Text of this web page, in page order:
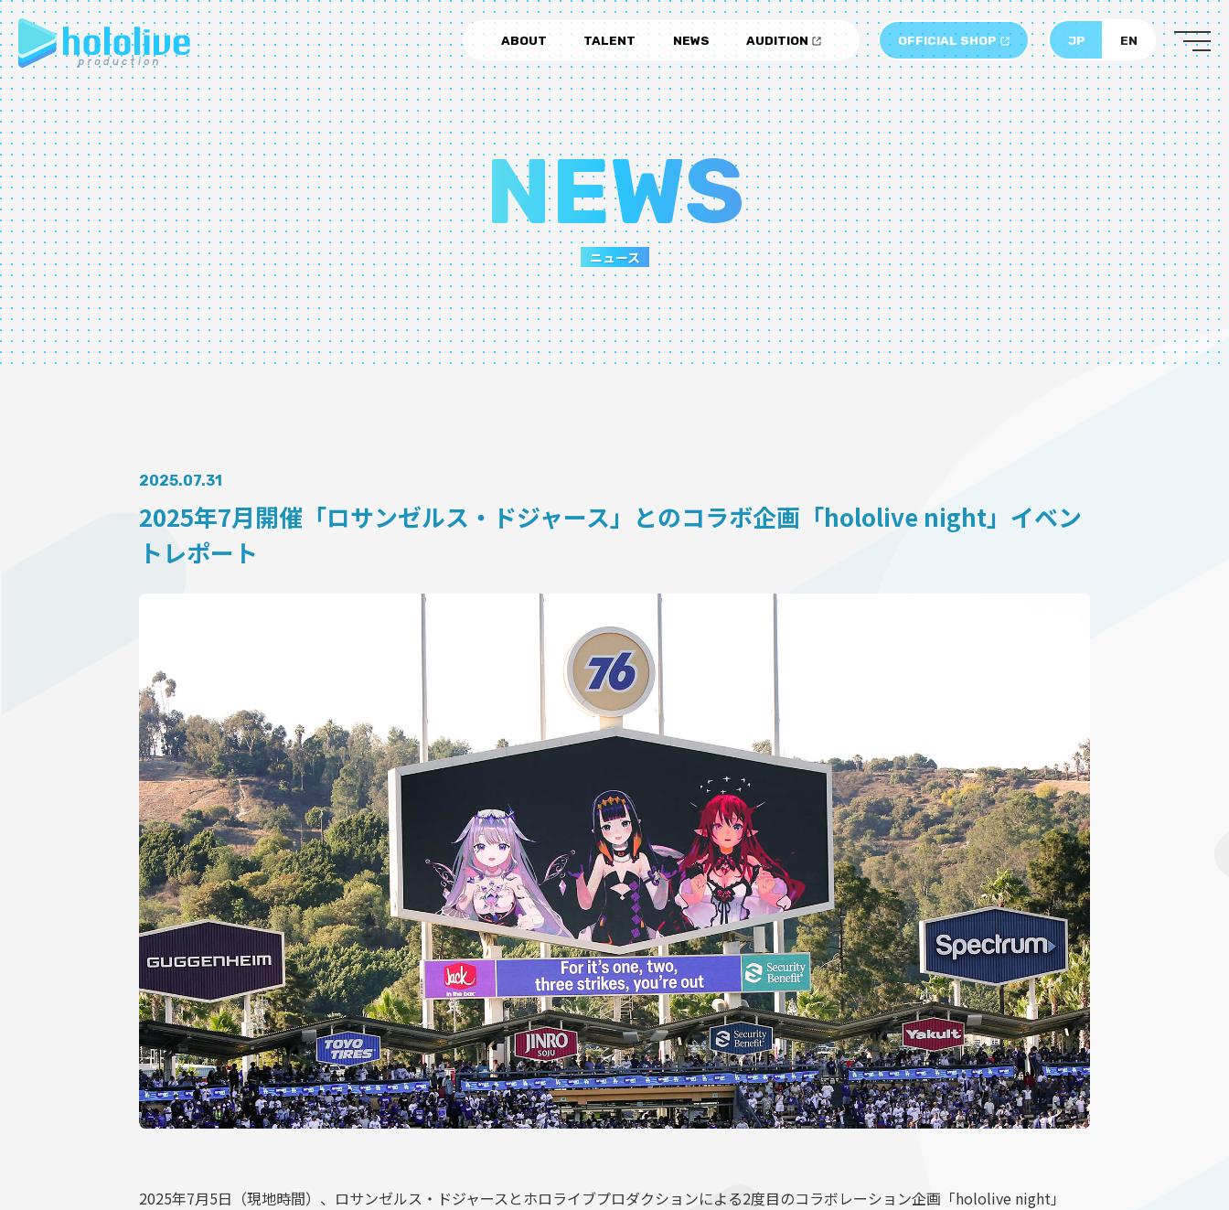
ABOUT TALENT NEWS AUDITION OFFICIAL SHOP EN
JP
EN
JP
ABOUT
TALENT
NEWS
COLLABORATION
SUPPORT ADVERTISING
会社概要
プライバシーポリシー
未成年の方々へのお願い
二次創作ガイドライン
よくある質問
サポーターガイドライン
NEWS
ニュース
2025.07.31
2025年7月開催「ロサンゼルス・ドジャース」とのコラボ企画「hololive night」イベン
トレポート
2025年7月5日（現地時間）、ロサンゼルス・ドジャースとホロライブプロダクションによる2度目のコラボレーション企画「hololive night」